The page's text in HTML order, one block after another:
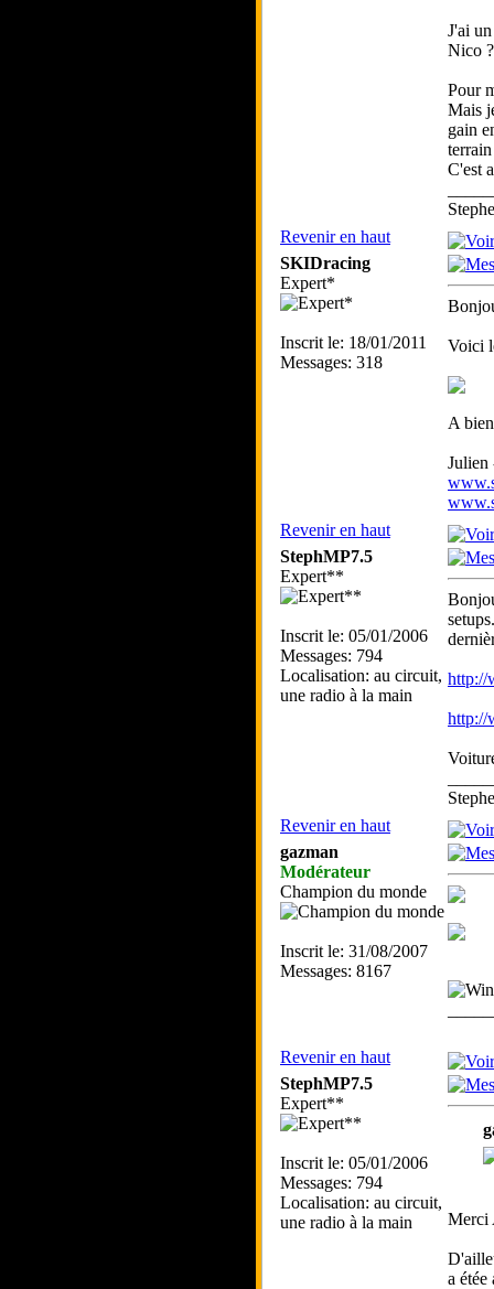
J'ai
Nico ?
Pour
Mais
gain
C'est
Revenir en haut
SKIDracing
Expert*
Inscrit le: 18/01/2011
Messages: 318
Voici
A
Revenir en haut
StephMP7.5
Expert**
Inscrit le: 05/01/2006
Messages: 794
Localisation: au circuit,
une radio à la main
http://
http://
Revenir en haut
gazman
Modérateur
Champion du monde
Inscrit le: 31/08/2007
Messages: 8167
Revenir en haut
StephMP7.5
Expert**
Inscrit le: 05/01/2006
Messages: 794
Localisation: au circuit,
une radio à la main
a